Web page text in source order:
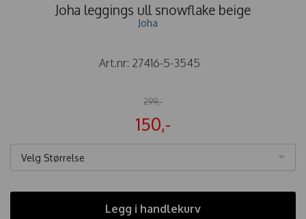
Joha leggings ull snowflake beige
Joha
Art.nr: 27416-5-3545
299,-
150,-
Velg Størrelse
Legg i handlekurv